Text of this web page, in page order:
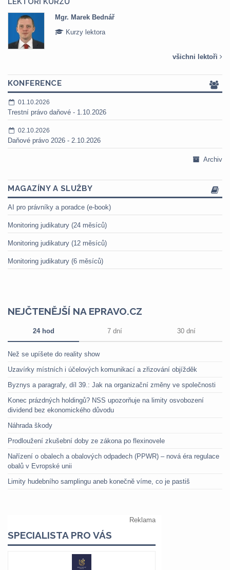
Mgr. Marek Bednář
Kurzy lektora
všichni lektoři
KONFERENCE
01.10.2026
Trestní právo daňové - 1.10.2026
02.10.2026
Daňové právo 2026 - 2.10.2026
Archiv
MAGAZÍNY A SLUŽBY
AI pro právníky a poradce (e-book)
Monitoring judikatury (24 měsíců)
Monitoring judikatury (12 měsíců)
Monitoring judikatury (6 měsíců)
NEJČTENĚJŠÍ NA EPRAVO.CZ
24 hod 7 dní 30 dní
Než se upíšete do reality show
Uzavírky místních i účelových komunikací a zřizování objížděk
Byznys a paragrafy, díl 39.: Jak na organizační změny ve společnosti
Konec prázdných holdingů? NSS upozorňuje na limity osvobození
dividend bez ekonomického důvodu
Náhrada škody
Prodloužení zkušební doby ze zákona po flexinovele
Nařízení o obalech a obalových odpadech (PPWR) – nová éra regulace
obalů v Evropské unii
Limity hudebního samplingu aneb konečně víme, co je pastiš